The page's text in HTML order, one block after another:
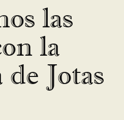
las
la
Jotas